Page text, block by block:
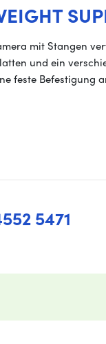
mit Stangen
und ein
feste Befestigung
5471